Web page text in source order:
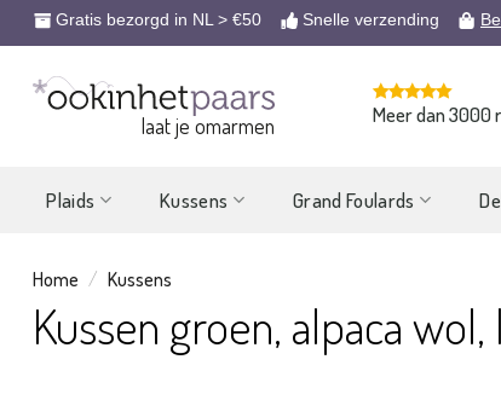
naar
inhoud
Gratis bezorgd in NL > €50 Snelle verzending
laat je omarmen Meer dan 3000
Plaids Kussens Grand Foulards
Home / Kussens
Kussen groen, alpaca